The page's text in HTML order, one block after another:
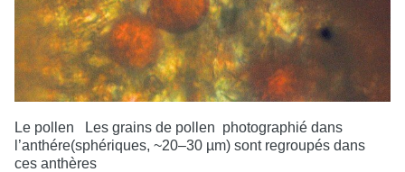
Le pollen Les grains de pollen photographié dans
l’anthére(sphériques, ~20–30 µm) sont regroupés dans
ces anthères